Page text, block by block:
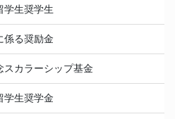
学生奨学生
係る奨励金
スカラーシップ基金
学生奨学金